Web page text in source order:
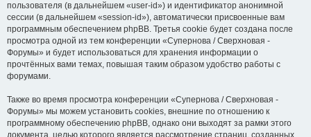
пользователя (в дальнейшем «user-id») и идентификатор анонимной
сессии (в дальнейшем «session-id»), автоматически присвоенные вам
программным обеспечением phpBB. Третья cookie будет создана после
просмотра одной из тем конференции «Супернова / Сверхновая -
Форумы» и будет использоваться для хранения информации о
прочтённых вами темах, повышая таким образом удобство работы с
форумами.
Также во время просмотра конференции «Супернова / Сверхновая -
Форумы» мы можем установить cookies, внешние по отношению к
программному обеспечению phpBB, однако они выходят за рамки этого
документа, целью которого является рассмотрение страниц, созданных